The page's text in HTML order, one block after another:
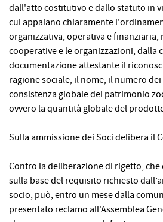
dall'atto costitutivo e dallo statuto in
cui appaiano chiaramente
organizzativa, operativa e finanziaria,
cooperative e le organizzazioni, dalla
documentazione attestante il
ragione sociale, il nome, il numero
consistenza globale del patrimonio
ovvero la quantità globale del
Sulla ammissione dei Soci delibera il
Contro la deliberazione di rigetto, che
sulla base del requisito richiesto
socio, può, entro un mese dalla
presentato reclamo all'Assemblea